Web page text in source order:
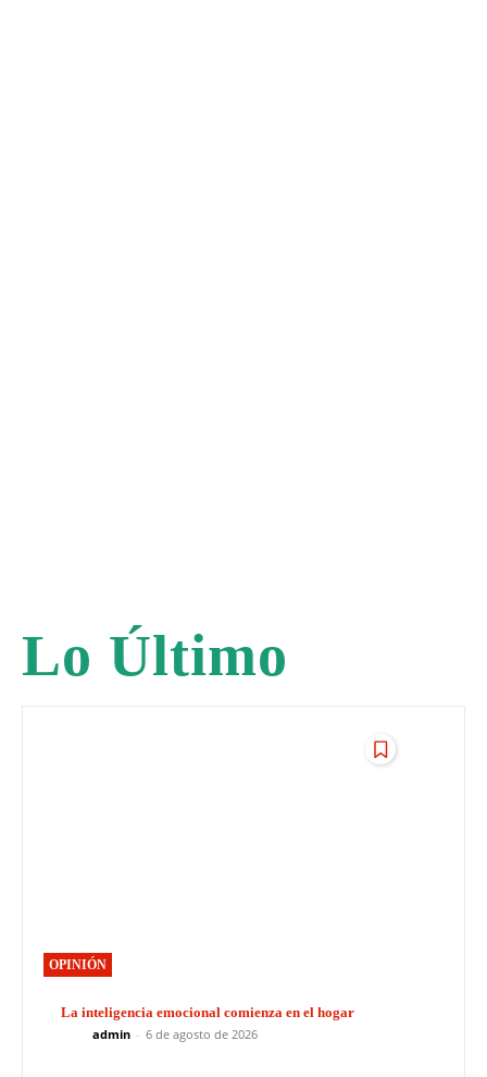
Lo Último
OPINIÓN
La inteligencia emocional comienza en el hogar
admin - 6 de agosto de 2026